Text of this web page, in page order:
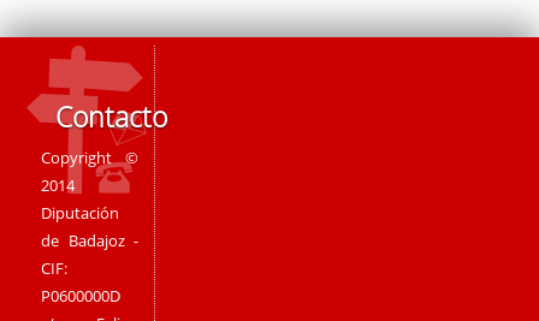
Contacto
Copyright ©
2014
Diputación
de Badajoz -
CIF:
P0600000D